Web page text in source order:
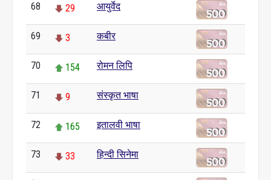
68 29 आयुर्वेद
69 3 कबीर
70 154 रोमन लिपि
71 9 संस्कृत भाषा
72 165 इतालवी भाषा
73 33 हिन्दी सिनेमा